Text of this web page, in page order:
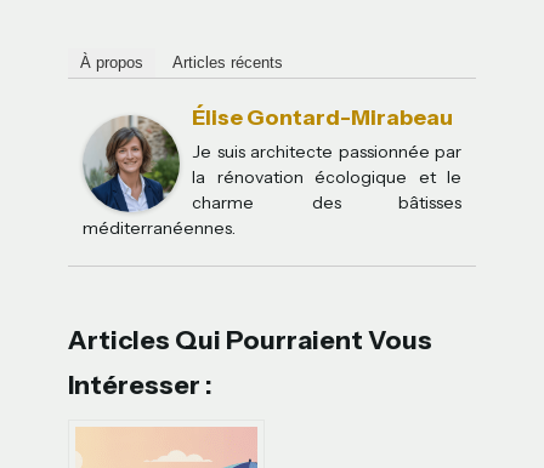
À propos Articles récents
Élise Gontard-Mirabeau
Je suis architecte passionnée par
la rénovation écologique et le
charme des bâtisses
méditerranéennes.
Articles Qui Pourraient Vous
Intéresser :